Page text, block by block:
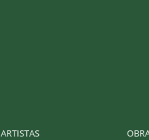
ARTISTAS